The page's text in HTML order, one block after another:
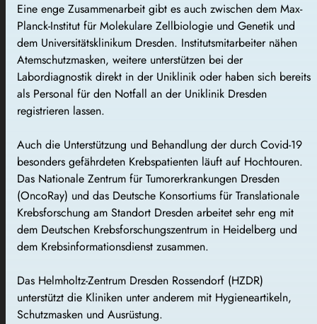
Eine enge Zusammenarbeit gibt es auch zwischen dem Max-
Planck-Institut für Molekulare Zellbiologie und Genetik und
dem Universitätsklinikum Dresden. Institutsmitarbeiter nähen
Atemschutzmasken, weitere unterstützen bei der
Labordiagnostik direkt in der Uniklinik oder haben sich bereits
als Personal für den Notfall an der Uniklinik Dresden
registrieren lassen.
Auch die Unterstützung und Behandlung der durch Covid-19
besonders gefährdeten Krebspatienten läuft auf Hochtouren.
Das Nationale Zentrum für Tumorerkrankungen Dresden
(OncoRay) und das Deutsche Konsortiums für Translationale
Krebsforschung am Standort Dresden arbeitet sehr eng mit
dem Deutschen Krebsforschungszentrum in Heidelberg und
dem Krebsinformationsdienst zusammen.
Das Helmholtz-Zentrum Dresden Rossendorf (HZDR)
unterstützt die Kliniken unter anderem mit Hygieneartikeln,
Schutzmasken und Ausrüstung.